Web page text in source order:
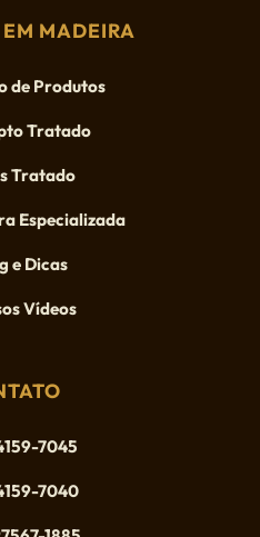
MADEIRA
de Produtos
Tratado
Tratado
Especializada
e Dicas
Vídeos
7045
7040